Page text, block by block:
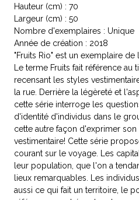
Hauteur (cm) : 70
Largeur (cm) : 50
Nombre d'exemplaires : Unique
Année de création : 2018
"Fruits Rio" est un exemplaire
Le terme Fruits fait référence
recensant les styles
la rue. Derrière la légèreté et
cette série interroge les
d'identité d'individus dans le
cette autre façon d'exprimer son
vestimentaire! Cette série
courant sur le voyage. Les
leur population, que l'on a
lieux remarquables. Les
aussi ce qui fait un territoire, le